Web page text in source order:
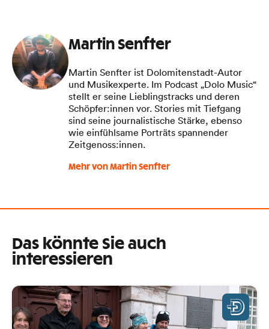
Martin Senfter
Martin Senfter ist Dolomitenstadt-Autor
und Musikexperte. Im Podcast „Dolo Music“
stellt er seine Lieblingstracks und deren
Schöpfer:innen vor. Stories mit Tiefgang
sind seine journalistische Stärke, ebenso
wie einfühlsame Porträts spannender
Zeitgenoss:innen.
Mehr von Martin Senfter
Das könnte Sie auch
interessieren